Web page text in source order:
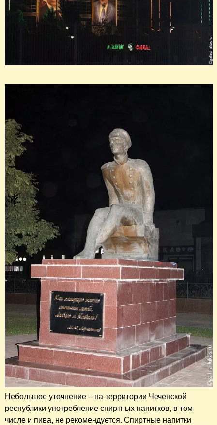
Небольшое уточнение – на территории Чеченской
республики употребление спиртных напитков, в том
числе и пива, не рекомендуется. Спиртные напитки